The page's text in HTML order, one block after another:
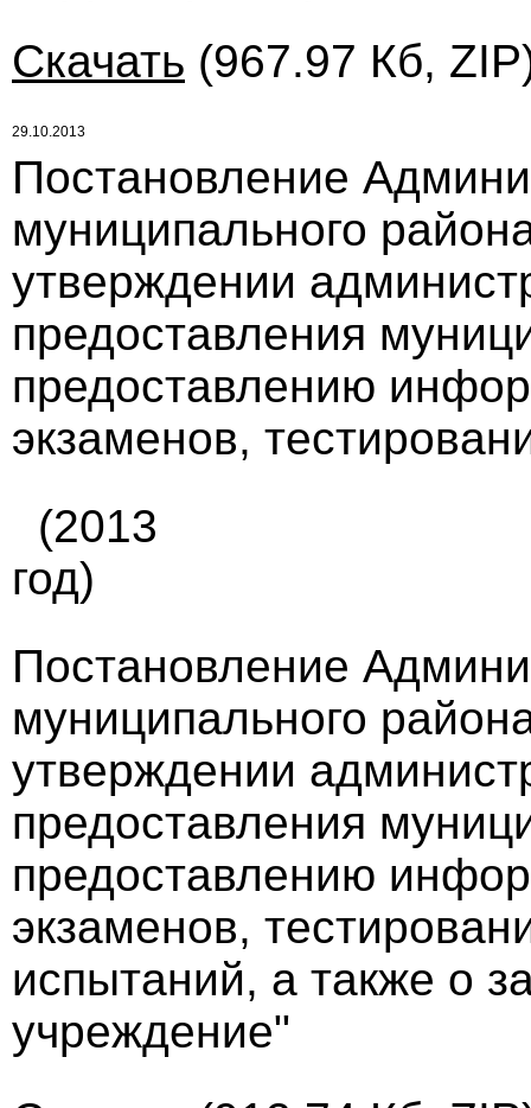
Скачать (967.97 Кб,
29.10.2013
Постановление
муниципального
утверждении
предоставления
предоставлению
экзаменов,
(2013
год)
Постановление
муниципального
утверждении
предоставления
предоставлению
экзаменов,
испытаний, а также о
учреждение"